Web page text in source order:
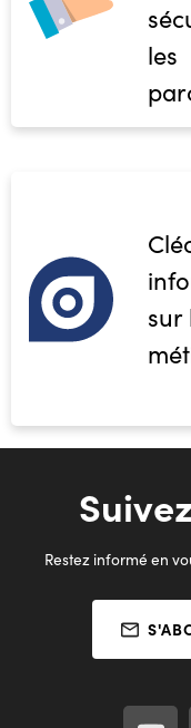
les
sur
Restez informé en